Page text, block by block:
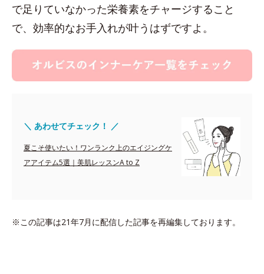
で足りていなかった栄養素をチャージすること
で、効率的なお手入れが叶うはずですよ。
＼ あわせてチェック！ ／
夏こそ使いたい！ワンランク上のエイジングケ
アアイテム5選｜美肌レッスンA to Z
※この記事は21年7月に配信した記事を再編集しております。